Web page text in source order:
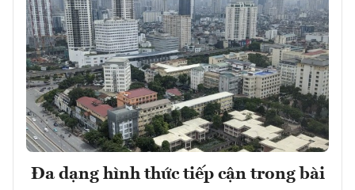
Đa dạng hình thức tiếp cận trong bài